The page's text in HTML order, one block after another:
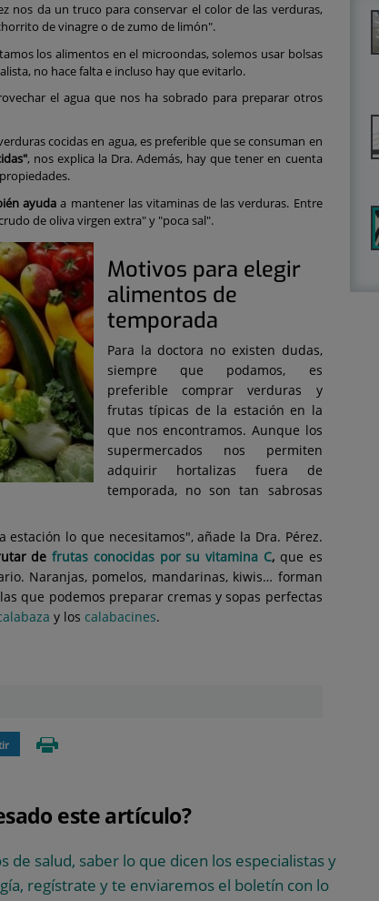
nos da un truco para conservar el color de las verduras,
de vinagre o de zumo de limón".
los alimentos en el microondas, solemos usar bolsas
no hace falta e incluso hay que evitarlo.
el agua que nos ha sobrado para preparar otros
cocidas en agua, es preferible que se consuman en
, nos explica la Dra. Además, hay que tener en cuenta
ayuda a mantener las vitaminas de las verduras. Entre
de oliva virgen extra" y "poca sal".
Motivos para elegir
alimentos de
temporada
Para la doctora no existen dudas,
siempre que podamos, es
preferible comprar verduras y
frutas típicas de la estación en la
que nos encontramos. Aunque los
supermercados nos permiten
adquirir hortalizas fuera de
temporada, no son tan sabrosas
estación lo que necesitamos", añade la Dra. Pérez.
defrutas conocidas por su vitamina C, que es
Naranjas, pomelos, mandarinas, kiwis… forman
que podemos preparar cremas y sopas perfectas
y los calabacines.
este artículo?
de salud, saber lo que dicen los especialistas y
regístrate y te enviaremos el boletín con lo